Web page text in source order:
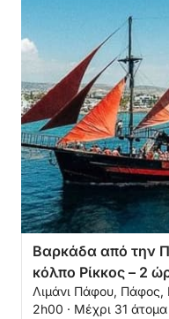
τόσο
ακτογραμμής, χωρίς
Από γαλήνιους
αυτή η εκδρομή
εμπειρία της
Είναι ιδανική για
αγαπά τη θάλασσα.
Βαρκάδα από την
κόλπο Ρίκκος – 2
Λιμάνι Πάφου, Πάφος,
2h00 · Μέχρι 31 άτομα